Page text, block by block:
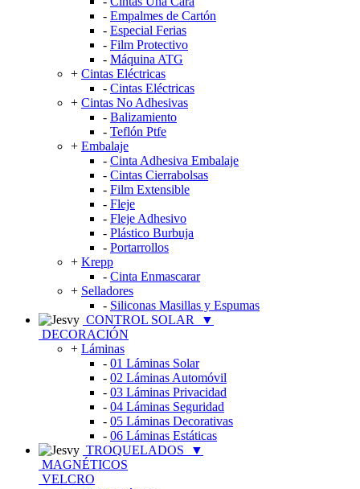
- Empalmes de Cartón
- Especial Ferias
- Film Protectivo
- Máquina ATG
+ Cintas Eléctricas
- Cintas Eléctricas
+ Cintas No Adhesivas
- Balizamiento
- Teflón Ptfe
+ Embalaje
- Cinta Adhesiva Embalaje
- Cintas Cierrabolsas
- Film Extensible
- Fleje
- Fleje Adhesivo
- Plástico Burbuja
- Portarrollos
+ Krepp
- Cinta Enmascarar
+ Selladores
- Siliconas Masillas y Espumas
CONTROL SOLAR
▼
DECORACIÓN
+ Láminas
- 01 Láminas Solar
- 02 Láminas Automóvil
- 03 Láminas Privacidad
- 04 Láminas Seguridad
- 05 Láminas Decorativas
- 06 Láminas Estáticas
TROQUELADOS
▼
MAGNÉTICOS
VELCRO